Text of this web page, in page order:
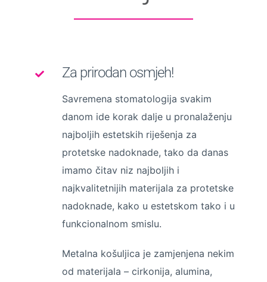
Za prirodan osmjeh!
Savremena stomatologija svakim
danom ide korak dalje u pronalaženju
najboljih estetskih riješenja za
protetske nadoknade, tako da danas
imamo čitav niz najboljih i
najkvalitetnijih materijala za protetske
nadoknade, kako u estetskom tako i u
funkcionalnom smislu.
Metalna košuljica je zamjenjena nekim
od materijala – cirkonija, alumina,